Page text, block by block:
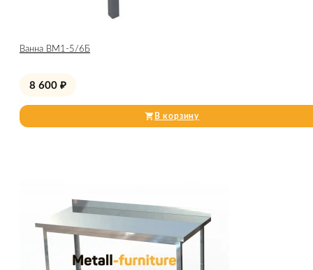
Ванна ВМ1-5/6Б
8 600 ₽
В корзину